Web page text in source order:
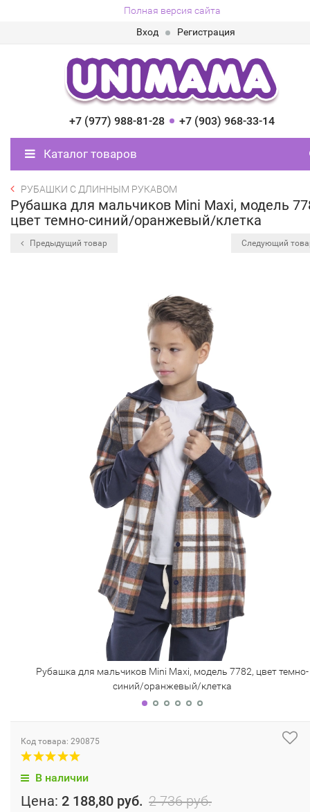
Полная версия сайта
Вход
Регистрация
+7 (977) 988-81-28 +7 (903) 968-33-14
Каталог товаров
РУБАШКИ С ДЛИННЫМ РУКАВОМ
Рубашка для мальчиков Mini Maxi, модель
цвет темно-синий/оранжевый/клетка
Предыдущий товар Следующий
Рубашка для мальчиков Mini Maxi, модель 7782, цвет темно-
синий/оранжевый/клетка
Код товара: 290875
В наличии
Цена: 2 188,80 руб. 2 736 руб.